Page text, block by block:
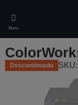
main
content
Menu
Descontinuado